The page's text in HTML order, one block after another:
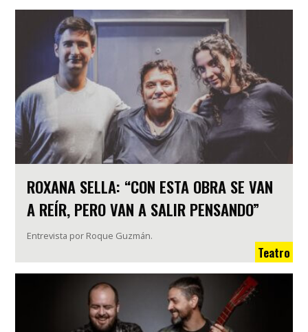
ROXANA SELLA: “CON ESTA OBRA SE VAN
A REÍR, PERO VAN A SALIR PENSANDO”
Entrevista por Roque Guzmán.
Teatro